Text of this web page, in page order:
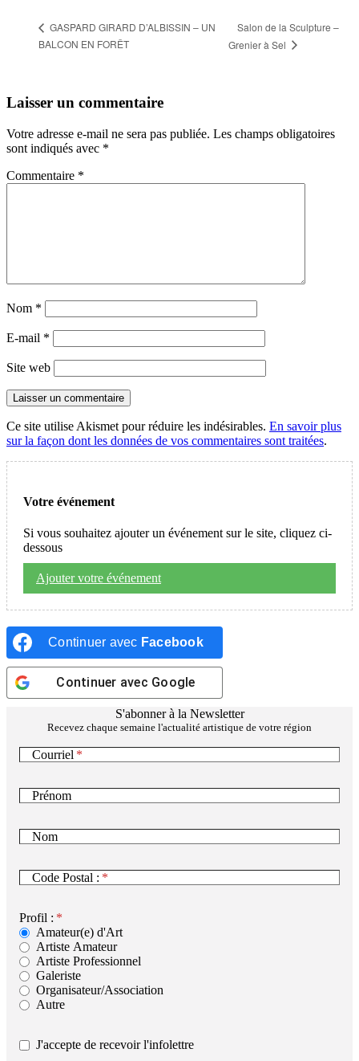
GASPARD GIRARD D’ALBISSIN – UN
BALCON EN FORÊT
Salon de la Sculpture –
Grenier à Sel
Laisser un commentaire
Votre adresse e-mail ne sera pas publiée. Les champs obligatoires
sont indiqués avec *
Commentaire *
Nom *
E-mail *
Site web
Ce site utilise Akismet pour réduire les indésirables. En savoir plus
sur la façon dont les données de vos commentaires sont traitées.
Votre événement
Si vous souhaitez ajouter un événement sur le site, cliquez ci-
dessous
Ajouter votre événement
Continuer avec Facebook
Continuer avec Google
S'abonner à la Newsletter
Recevez chaque semaine l'actualité artistique de votre région
Courriel
Prénom
Nom
Code Postal :
Profil :
Amateur(e) d'Art
Artiste Amateur
Artiste Professionnel
Galeriste
Organisateur/Association
Autre
J'accepte de recevoir l'infolettre